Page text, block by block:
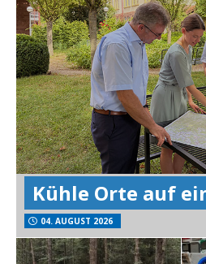
Kühle Orte auf
04. AUGUST 2026